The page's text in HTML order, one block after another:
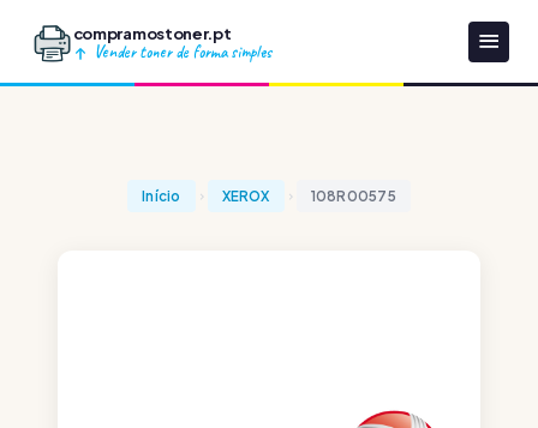
compramostoner.pt
Vender toner de forma simples
Início XEROX 108R00575